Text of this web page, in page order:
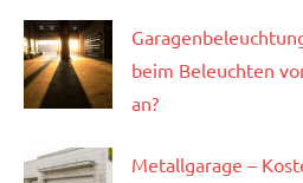
beim Beleuchten
an?
Metallgarage –